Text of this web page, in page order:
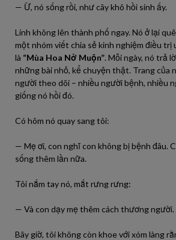
— Ừ, nó sống rồi, như cây khô hồi sinh ấy.
Linh không lên thành phố ngay. Nó ở lại
một nhóm viết chia sẻ kinh nghiệm điều
là “Mùa Hoa Nở Muộn”. Mỗi ngày, nó trả
những bài nhỏ, kể chuyện thật. Trang của
người theo dõi – nhiều người bệnh, nhiều
giống nó hồi đó.
Có hôm nó quay sang tôi:
— Mẹ ơi, con nghĩ con không bị bệnh đâu.
sống thêm lần nữa.
Tôi nắm tay nó, mắt rưng rưng:
— Và con dạy mẹ thêm cách thương người.
Bây giờ, tôi không còn khoe với xóm làng